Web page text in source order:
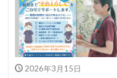
2026年3月15日